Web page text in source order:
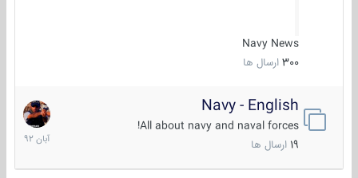
Navy News
300 ارسال ها
Navy - English
All about navy and naval forces!
ارسال ها
22
آبان
1392